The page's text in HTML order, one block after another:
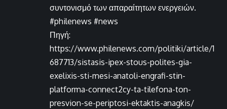
συντονισμό των απαραίτητων ενεργειών.
#philenews #news
Πηγή:
https://www.philenews.com/politiki/article/1
687713/sistasis-ipex-stous-polites-gia-
exelixis-sti-mesi-anatoli-engrafi-stin-
platforma-connect2cy-ta-tilefona-ton-
presvion-se-periptosi-ektaktis-anagkis/